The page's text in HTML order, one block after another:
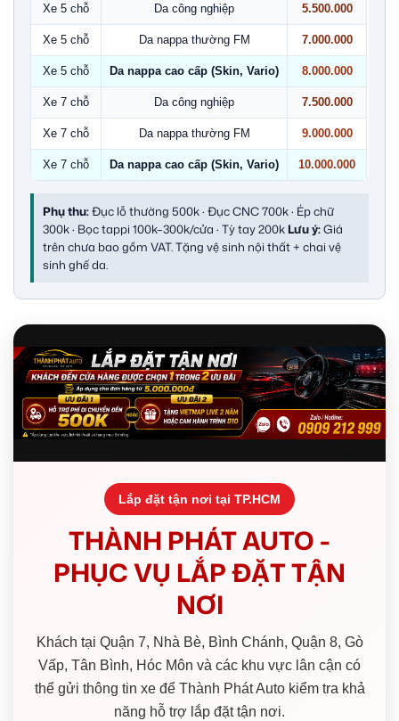
Xe 5 chỗ Da công nghiệp 5.500.000
Xe 5 chỗ Da nappa thường FM 7.000.000
Xe 5 chỗ Da nappa cao cấp (Skin, Vario) 8.000.000
Xe 7 chỗ Da công nghiệp 7.500.000
Xe 7 chỗ Da nappa thường FM 9.000.000
Xe 7 chỗ Da nappa cao cấp (Skin, Vario) 10.000.000
Phụ thu:Đục lỗ thường 500k · Đục CNC 700k · Ép chữ
300k · Bọc tappi 100k–300k/cửa · Tỳ tay 200kLưu ý:Giá
trên chưa bao gồm VAT. Tặng vệ sinh nội thất + chai vệ
sinh ghế da.
Lắp đặt tận nơi tại TP.HCM
THÀNH PHÁT AUTO -
PHỤC VỤ LẮP ĐẶT TẬN
NƠI
Khách tại Quận 7, Nhà Bè, Bình Chánh, Quận 8, Gò
Vấp, Tân Bình, Hóc Môn và các khu vực lân cận có
thể gửi thông tin xe để Thành Phát Auto kiểm tra khả
năng hỗ trợ lắp đặt tận nơi.